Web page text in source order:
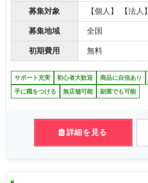
募集対象 【個人】 【法人】
募集地域 全国
初期費用 無料
サポート充実 初心者大歓迎 商品に自信あり
手に職をつける 無店舗可能 副業でも可能
詳細を見る